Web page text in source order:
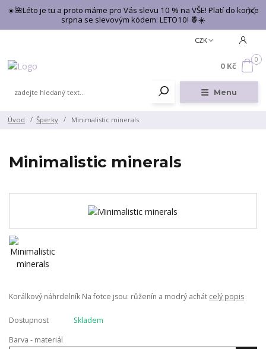
☀️🌺Léto je tu a proto máme pro Vás slevu 10 % na VŠE! Platí do konce
srpna se slevovým kódem: LETO10! 🍍☀️
Menu
CZK
0
0 Kč
Úvod Šperky Minimalistic minerals
Minimalistic minerals
Korálkový náhrdelník Na fotce jsou: růženín a modrý achát celý popis
Dostupnost
Skladem
Barva - materiál